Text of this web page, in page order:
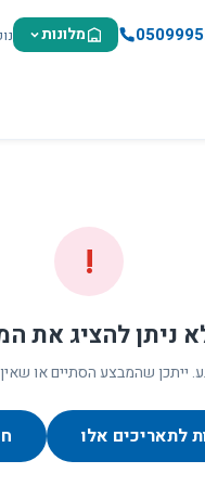
מלונות
!
ניתן להציג את
ייתכן שהמבצע הסתיים או
לתאריכים אלו